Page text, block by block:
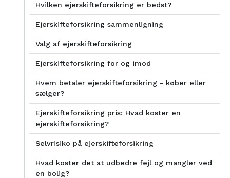
Hvilken ejerskifteforsikring er bedst?
Ejerskifteforsikring sammenligning
Valg af ejerskifteforsikring
Ejerskifteforsikring for og imod
Hvem betaler ejerskifteforsikring - køber eller
sælger?
Ejerskifteforsikring pris: Hvad koster en
ejerskifteforsikring?
Selvrisiko på ejerskifteforsikring
Hvad koster det at udbedre fejl og mangler ved
en bolig?